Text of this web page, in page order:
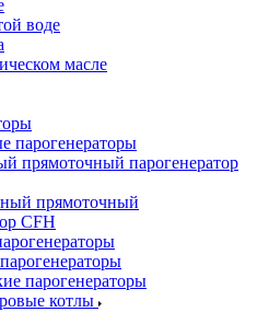
воде
масле
парогенераторы
прямоточный парогенератор
прямоточный
CFH
парогенераторы
котлы